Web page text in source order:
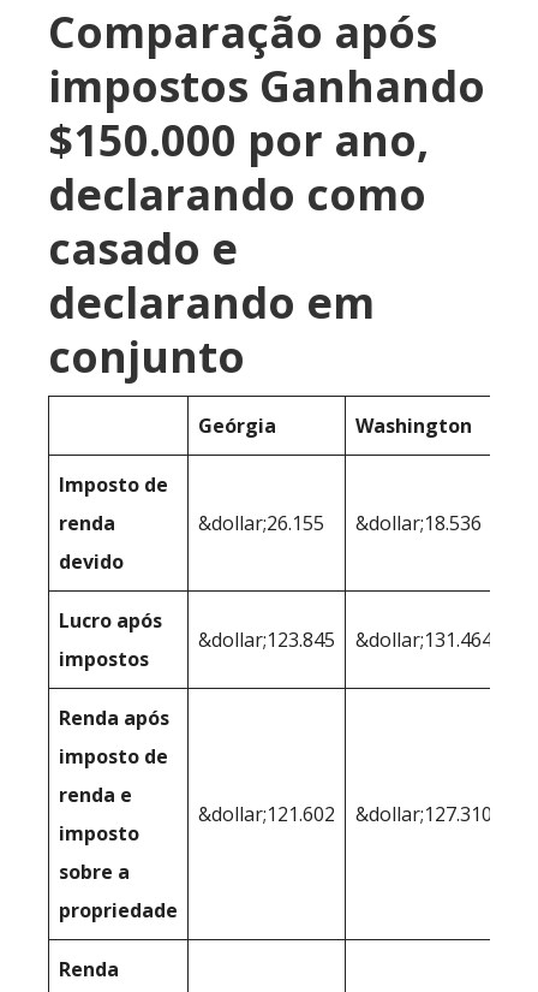
Comparação após
impostos Ganhando
$150.000 por ano,
declarando como
casado e
declarando em
conjunto
Geórgia Washington
Imposto de
renda
devido
&dollar;26.155 &dollar;18.536
Lucro após
impostos
&dollar;123.845 &dollar;131.464
Renda após
imposto de
renda e
imposto
sobre a
propriedade
&dollar;121.602 &dollar;127.310
Renda